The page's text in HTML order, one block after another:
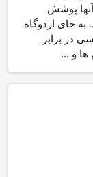
آنها پوشش
به جای اردوگاه
در برابر
ها و ...